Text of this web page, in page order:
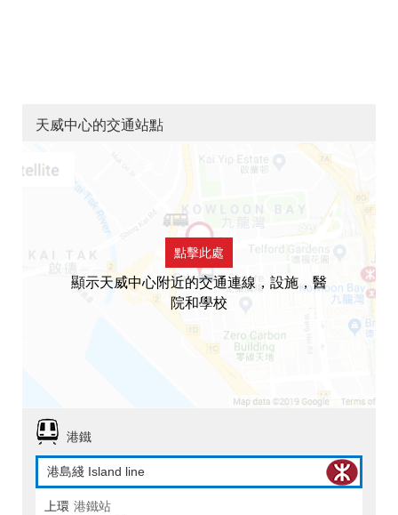
天威中心的交通站點
點擊此處
顯示天威中心附近的交通連線，設施，醫
院和學校
港鐵
港島綫 Island line
上環 港鐵站